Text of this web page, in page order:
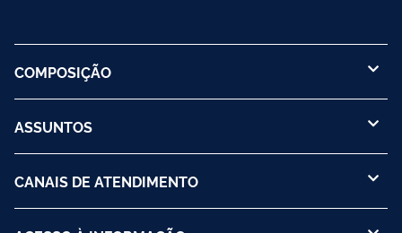
COMPOSIÇÃO
ASSUNTOS
CANAIS DE ATENDIMENTO